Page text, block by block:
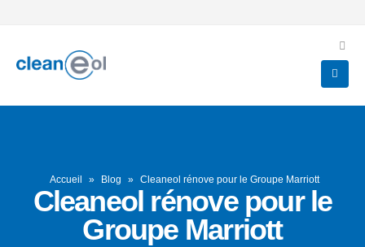
Accueil » Blog » Cleaneol rénove pour le Groupe Marriott
Cleaneol rénove pour le
Groupe Marriott